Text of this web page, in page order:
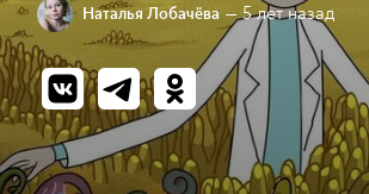
Наталья Лобачёва — 5 лет назад